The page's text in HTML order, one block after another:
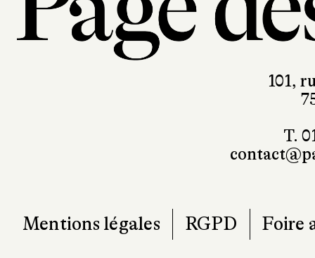
101,
T.
Mentions légales RGPD Foire